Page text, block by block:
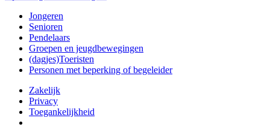
Jongeren
Senioren
Pendelaars
Groepen en jeugdbewegingen
(dagjes)Toeristen
Personen met beperking of begeleider
Zakelijk
Privacy
Toegankelijkheid